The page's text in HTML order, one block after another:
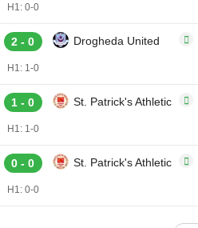
H1: 0-0
2 - 0 Drogheda United
H1: 1-0
1 - 0 St. Patrick's Athletic
H1: 1-0
0 - 0 St. Patrick's Athletic
H1: 0-0